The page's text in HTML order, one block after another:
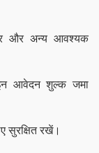
और अन्य आवश्यक
आवेदन शुल्क जमा
सुरक्षित रखें।